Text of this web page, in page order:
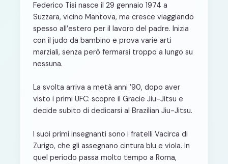
Federico Tisi nasce il 29 gennaio 1974 a
Suzzara, vicino Mantova, ma cresce viaggiando
spesso all’estero per il lavoro del padre. Inizia
con il judo da bambino e prova varie arti
marziali, senza però fermarsi troppo a lungo su
nessuna.
La svolta arriva a metà anni ’90, dopo aver
visto i primi UFC: scopre il Gracie Jiu-Jitsu e
decide subito di dedicarsi al Brazilian Jiu-Jitsu.
I suoi primi insegnanti sono i fratelli Vacirca di
Zurigo, che gli assegnano cintura blu e viola. In
quel periodo passa molto tempo a Roma,